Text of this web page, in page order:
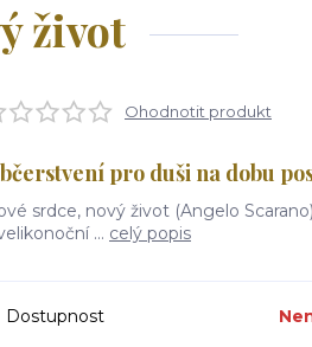
život
Ohodnotit produkt
pro duši na dobu
srdce, nový život (Angelo
... celý popis
Dostupnost